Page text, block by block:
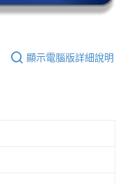
顯示電腦版詳細說明